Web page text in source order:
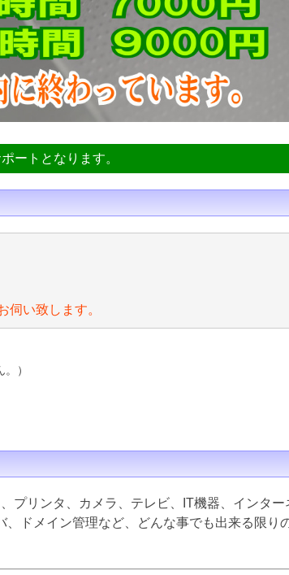
ートとなります。
伺い致します。
）
プリンタ、カメラ、テレビ、IT機器、インター
ドメイン管理など、どんな事でも出来る限り